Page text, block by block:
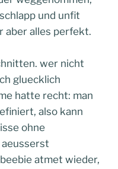
und unfit
aber alles perfekt.
wer nicht
gluecklich
hatte recht: man
also kann
ohne
aeusserst
atmet wieder,